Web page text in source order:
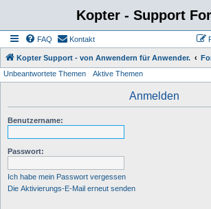
Kopter - Support
FAQ Kontakt
Kopter Support - von Anwendern für Anwender.
Unbeantwortete Themen Aktive Themen
Anmelden
Benutzername:
Passwort:
Ich habe mein Passwort vergessen
Die Aktivierungs-E-Mail erneut senden